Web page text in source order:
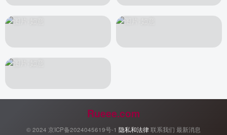
Rueee.com
© 2024 京ICP备2024045619号-1 隐私和法律联系我们 最新消息